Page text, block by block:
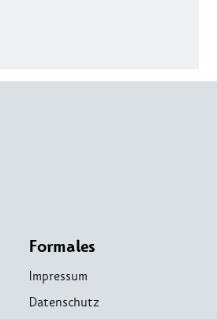
Formales
Impressum
Datenschutz